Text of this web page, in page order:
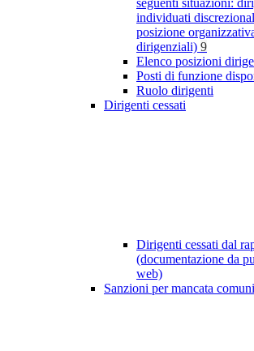
seguenti situazioni:
individuati
posizione
dirigenziali) 9
Elenco posizioni
Posti di funzione
Ruolo dirigenti
Dirigenti cessati
Dirigenti cessati dal
(documentazione da
web)
Sanzioni per mancata